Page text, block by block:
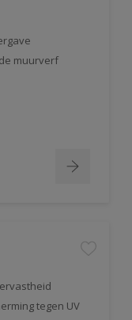
muurverf
tegen UV